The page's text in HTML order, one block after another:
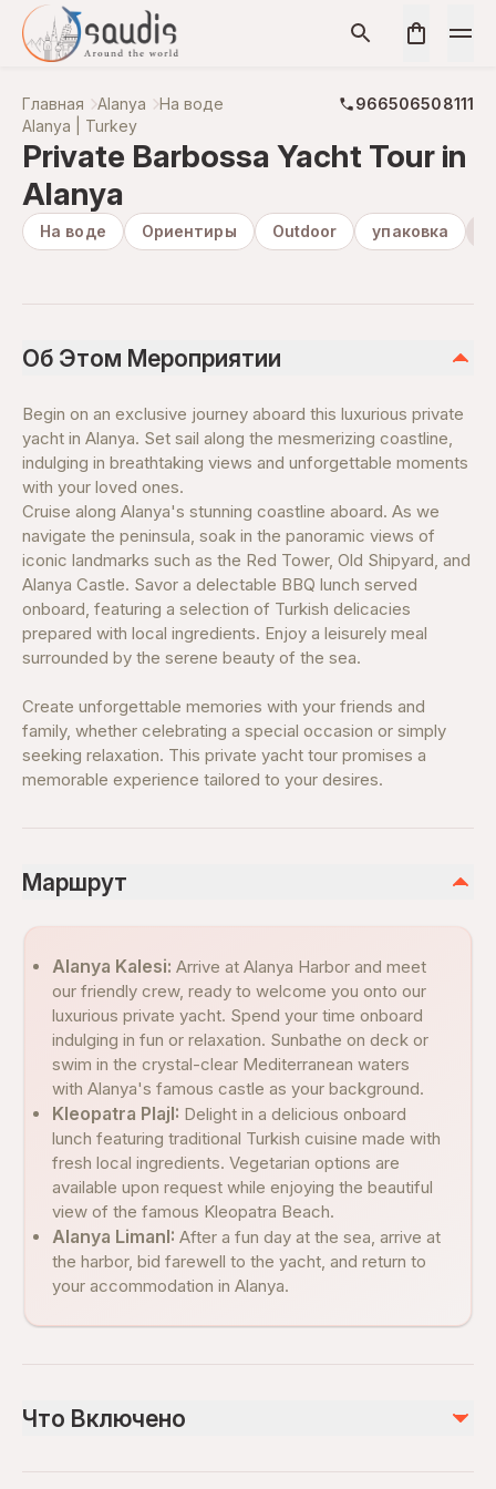
Главная Alanya На воде
966506508111
Alanya | Turkey
Private Barbossa Yacht Tour in
Alanya
На воде Ориентиры Outdoor упаковка
Об Этом Мероприятии
Begin on an exclusive journey aboard this luxurious private
yacht in Alanya. Set sail along the mesmerizing coastline,
indulging in breathtaking views and unforgettable moments
with your loved ones.
Cruise along Alanya's stunning coastline aboard. As we
navigate the peninsula, soak in the panoramic views of
iconic landmarks such as the Red Tower, Old Shipyard, and
Alanya Castle. Savor a delectable BBQ lunch served
onboard, featuring a selection of Turkish delicacies
prepared with local ingredients. Enjoy a leisurely meal
surrounded by the serene beauty of the sea.
Create unforgettable memories with your friends and
family, whether celebrating a special occasion or simply
seeking relaxation. This private yacht tour promises a
memorable experience tailored to your desires.
Маршрут
Alanya Kalesi: Arrive at Alanya Harbor and meet
our friendly crew, ready to welcome you onto our
luxurious private yacht. Spend your time onboard
indulging in fun or relaxation. Sunbathe on deck or
swim in the crystal-clear Mediterranean waters
with Alanya's famous castle as your background.
Kleopatra PlajI: Delight in a delicious onboard
lunch featuring traditional Turkish cuisine made with
fresh local ingredients. Vegetarian options are
available upon request while enjoying the beautiful
view of the famous Kleopatra Beach.
Alanya LimanI: After a fun day at the sea, arrive at
the harbor, bid farewell to the yacht, and return to
your accommodation in Alanya.
Что Включено